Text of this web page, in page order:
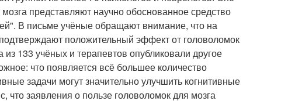
представляют научно обоснованное средство
В письме учёные обращают внимание, что на
положительный эффект от головоломок
133 учёных и терапевтов опубликовали другое
что появляется всё большее количество
задачи могут значительно улучшить когнитивные
заявления о пользе головоломок для мозга